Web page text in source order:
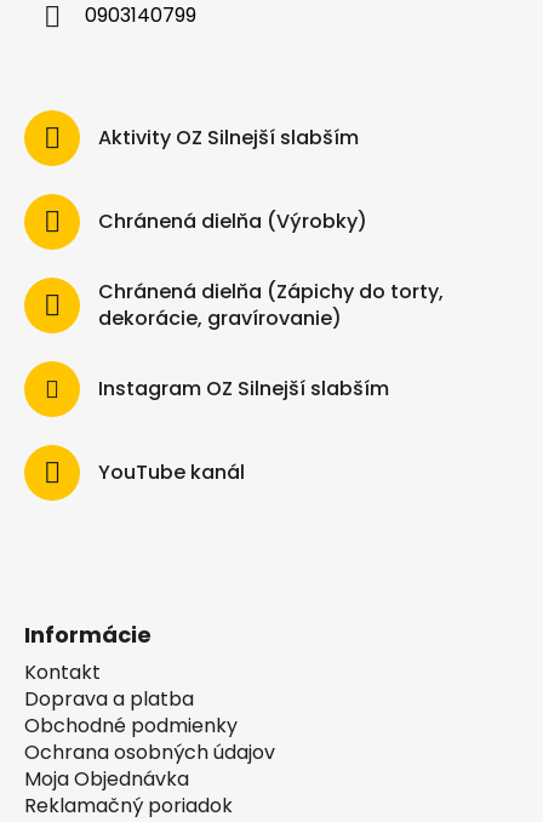
0903140799
Aktivity OZ Silnejší slabším
Chránená dielňa (Výrobky)
Chránená dielňa (Zápichy do torty,
dekorácie, gravírovanie)
Instagram OZ Silnejší slabším
YouTube kanál
Informácie
Kontakt
Doprava a platba
Obchodné podmienky
Ochrana osobných údajov
Moja Objednávka
Reklamačný poriadok